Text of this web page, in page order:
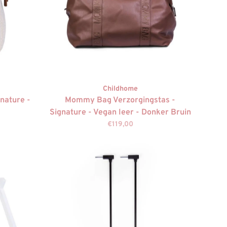
-
Childhome
Mommy Bag Verzorgingstas -
Signature - Vegan leer - Donker Bruin
€119,00